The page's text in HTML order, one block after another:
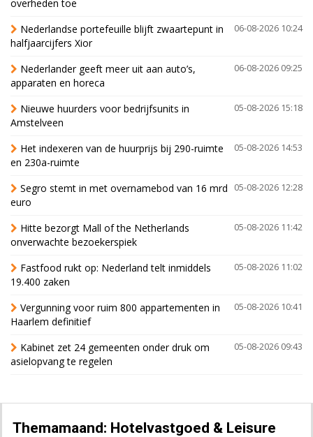
overheden toe
06-08-2026 10:24
Nederlandse portefeuille blijft zwaartepunt in
halfjaarcijfers Xior
06-08-2026 09:25
Nederlander geeft meer uit aan auto’s,
apparaten en horeca
05-08-2026 15:18
Nieuwe huurders voor bedrijfsunits in
Amstelveen
05-08-2026 14:53
Het indexeren van de huurprijs bij 290-ruimte
en 230a-ruimte
05-08-2026 12:28
Segro stemt in met overnamebod van 16 mrd
euro
05-08-2026 11:42
Hitte bezorgt Mall of the Netherlands
onverwachte bezoekerspiek
05-08-2026 11:02
Fastfood rukt op: Nederland telt inmiddels
19.400 zaken
05-08-2026 10:41
Vergunning voor ruim 800 appartementen in
Haarlem definitief
05-08-2026 09:43
Kabinet zet 24 gemeenten onder druk om
asielopvang te regelen
Themamaand: Hotelvastgoed & Leisure